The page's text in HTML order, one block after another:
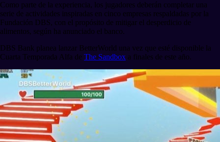
Como parte de la experiencia, los jugadores deberán completar una
serie de actividades inspiradas en cinco empresas respaldadas por la
Fundación DBS, con el propósito de mitigar el desperdicio de
alimentos, según ha anunciado el banco.
DBS Bank planea lanzar BetterWorld una vez que esté disponible la
Cuarta Temporada Alfa de The Sandbox a finales de este año.